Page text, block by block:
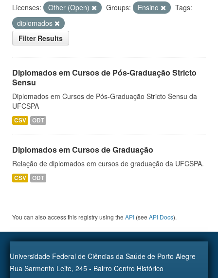
Licenses: Other (Open) Groups: Ensino
Tags:
diplomados
Filter Results
Diplomados em Cursos de Pós-Graduação Stricto
Sensu
Diplomados em Cursos de Pós-Graduação Stricto Sensu da
UFCSPA
CSV ODT
Diplomados em Cursos de Graduação
Relação de diplomados em cursos de graduação da UFCSPA.
CSV ODT
You can also access this registry using the API (see API Docs).
Universidade Federal de Ciências da Saúde de Porto Alegre
Rua Sarmento Leite, 245 - Bairro Centro Histórico